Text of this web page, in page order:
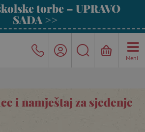
torbe – UPRAVO
SADA >>
Meni
i namještaj za sjedenje